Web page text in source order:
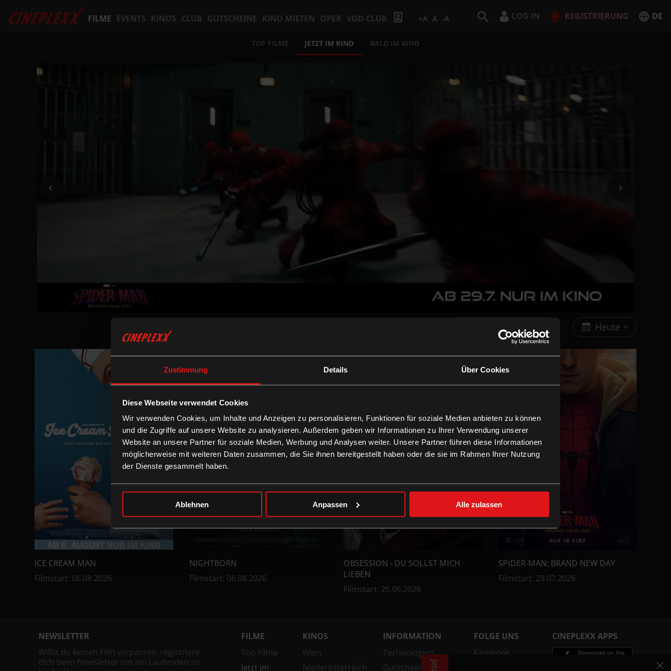
Zustimmung Details Über Cookies
Diese Webseite verwendet Cookies
Wir verwenden Cookies, um Inhalte und Anzeigen zu personalisieren, Funktionen für soziale Medien anbieten zu können
und die Zugriffe auf unsere Website zu analysieren. Außerdem geben wir Informationen zu Ihrer Verwendung unserer
Website an unsere Partner für soziale Medien, Werbung und Analysen weiter. Unsere Partner führen diese Informationen
möglicherweise mit weiteren Daten zusammen, die Sie ihnen bereitgestellt haben oder die sie im Rahmen Ihrer Nutzung
der Dienste gesammelt haben.
Ablehnen Anpassen Alle zulassen
FILME EVENTS KINOS CLUB GUTSCHEINE KINO MIETEN OPER VOD CLUB +A A -A LOG IN REGISTRIERUNG
JETZT REGISTRIEREN
DE
TOP FILME JETZT IM KINO BALD IM KINO
Alle Bundesländer Heute
ICE CREAM MAN
Filmstart: 06.08.2026
NIGHTBORN
Filmstart: 06.08.2026
OBSESSION - DU SOLLST MICH
LIEBEN
Filmstart: 25.06.2026
SPIDER-MAN: BRAND NEW DAY
Filmstart: 29.07.2026
NEWSLETTER
Willst du keinen Film verpassen, registriere
dich beim Newsletter um am Laufenden zu
FILME
Top Filme
Jetzt im
KINOS
Wien
Niederösterreich
INFORMATION
Technologien
Gutschein-Info
FOLGE UNS
Facebook
CINEPLEXX APPS